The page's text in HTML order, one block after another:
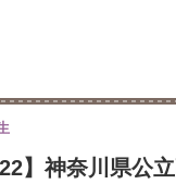
】神奈川県公